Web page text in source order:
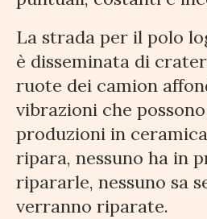
La strada per il polo
è disseminata di
ruote dei camion
vibrazioni che
produzioni in
ripara, nessuno ha in
ripararle, nessuno sa
verranno riparate.